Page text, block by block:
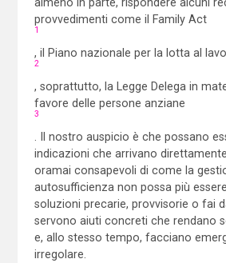
provvedimenti come il Family Act
1
, il Piano nazionale per la lotta al
2
, soprattutto, la Legge Delega in
favore delle persone anziane
3
. Il nostro auspicio è che possano
indicazioni che arrivano
oramai consapevoli di come la
autosufficienza non possa più
soluzioni precarie, provvisorie o fai
servono aiuti concreti che rendano
e, allo stesso tempo, facciano
irregolare.